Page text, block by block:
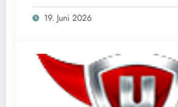
19. Juni 2026